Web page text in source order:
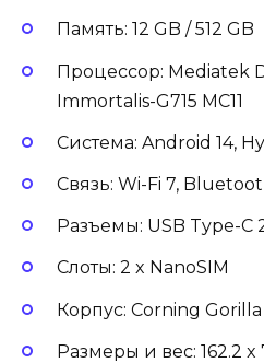
Память: 12 GB / 512 GB
Процессор: Mediatek
Immortalis-G715 MC11
Система: Android 14,
Связь: Wi-Fi 7,
Разъемы: USB Type-C
Слоты: 2 x NanoSIM
Корпус: Corning Gorilla
Размеры и вес: 162.2 x